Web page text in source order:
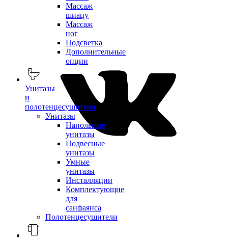
Массаж
шиацу
Массаж
ног
Подсветка
Дополнительные
опции
Унитазы
и
полотенцесушители
Унитазы
Напольные
унитазы
Подвесные
унитазы
Умные
унитазы
Инсталляции
Комплектующие
для
санфаянса
Полотенцесушители